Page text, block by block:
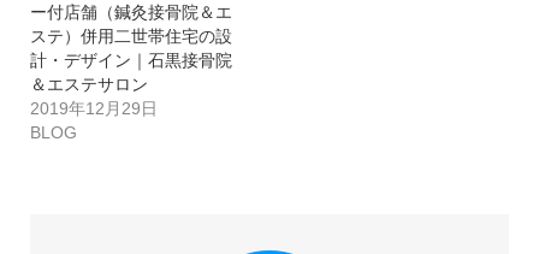
ー付店舗（鍼灸接骨院＆エ
ステ）併用二世帯住宅の設
計・デザイン｜石黒接骨院
＆エステサロン
2019年12月29日
BLOG